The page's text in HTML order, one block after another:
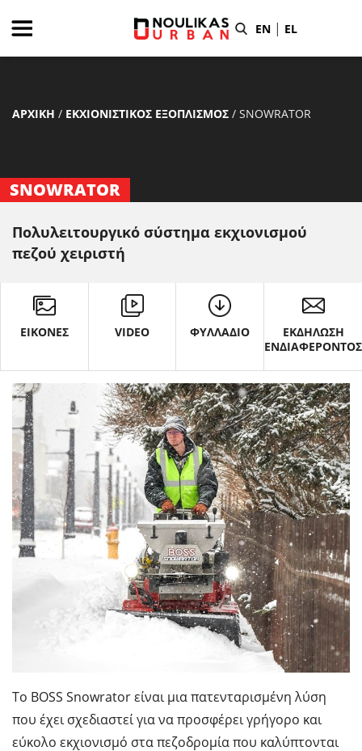
EN | EL
ΑΡΧΙΚΗ / ΕΚΧΙΟΝΙΣΤΙΚΟΣ ΕΞΟΠΛΙΣΜΟΣ / SNOWRATOR
SNOWRATOR
Πολυλειτουργικό σύστημα εκχιονισμού
πεζού χειριστή
ΕΙΚΟΝΕΣ VIDEO ΦΥΛΛΑΔΙΟ
ΕΚΔΗΛΩΣΗ
ΕΝΔΙΑΦΕΡΟΝΤΟΣ
Το BOSS Snowrator είναι μια πατενταρισμένη λύση
που έχει σχεδιαστεί για να προσφέρει γρήγορο και
εύκολο εκχιονισμό στα πεζοδρομία που καλύπτονται